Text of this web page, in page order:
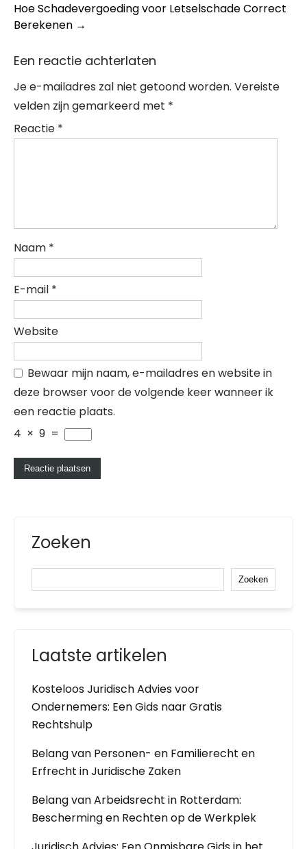
Hoe Schadevergoeding voor Letselschade Correct
Berekenen →
Een reactie achterlaten
Je e-mailadres zal niet getoond worden. Vereiste
velden zijn gemarkeerd met *
Reactie *
Naam *
E-mail *
Website
Bewaar mijn naam, e-mailadres en website in
deze browser voor de volgende keer wanneer ik
een reactie plaats.
4 × 9 =
Zoeken
Zoeken
Laatste artikelen
Kosteloos Juridisch Advies voor
Ondernemers: Een Gids naar Gratis
Rechtshulp
Belang van Personen- en Familierecht en
Erfrecht in Juridische Zaken
Belang van Arbeidsrecht in Rotterdam:
Bescherming en Rechten op de Werkplek